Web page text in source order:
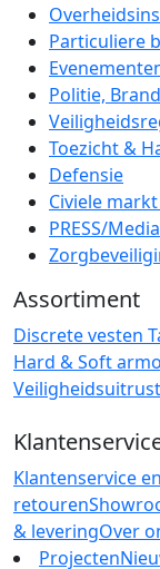
Particuliere
Politie,
Toezicht &
Defensie
Civiele
PRESS/Media
Assortiment
Discrete vesten
Hard & Soft
Klantenservice en
retouren
& leveringOver
Projecten